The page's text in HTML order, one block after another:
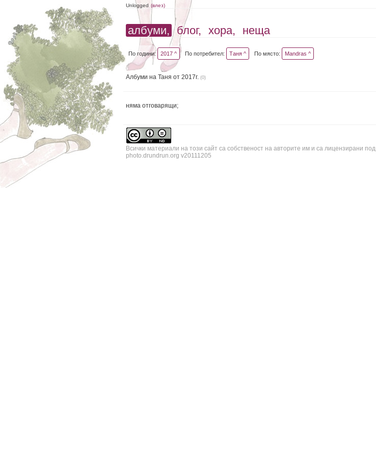
Unlogged (влез)
албуми, блог, хора, неща
По години: 2017 ^ По потребител: Таня ^ По място: Mandras ^
Албуми на Таня от 2017г. (0)
няма отговарящи;
Всички материали на този сайт са собственост на авторите им и са лицензирани под
photo.drundrun.org v20111205